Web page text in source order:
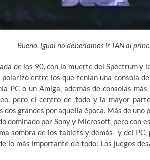
Bueno, igual no deberíamos ir TAN al
de los 90, con la muerte del Spectrum y
entre los que tenían una consola
PC o un Amiga, además de consolas
pero el centro de todo y la mayor
dos grandes por aquella época. Más de
dominado por Sony y Microsoft, pero con
sombra de los tablets y demás- y del
lo más importante de todo: Los juegos